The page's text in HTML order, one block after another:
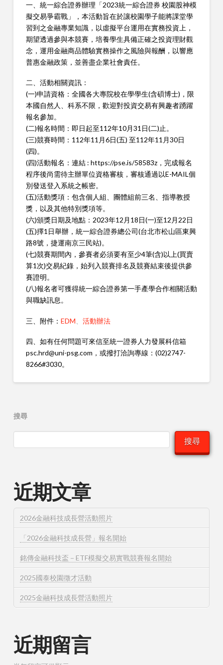
一、統一綜合證券辦理「2023統一綜合證券 校園股神模
擬交易爭霸戰」，本活動旨在於讓校園學子能將課堂學
習到之金融專業知識，以虛擬平台運用在實務投資上，
期望透過參與本競賽，培養學生具備正確之投資理財觀
念，運用金融商品體驗實務操作之風險與報酬，以響應
普惠金融政策，並善盡企業社會責任。
二、活動相關資訊：
(一)申請資格：全國各大專院校在學學生(含碩博士)，限
本國自然人、科系不限，歡迎對投資交易有興趣者踴躍
報名參加。
(二)報名時間：即日起至112年10月31日(二)止。
(三)競賽時間：112年11月6日(五) 至112年11月30日
(四)。
(四)活動報名：連結 : https://pse.is/58583z，完成報名
程序後尚需待主辦單位資格審核，審核通過以E-MAIL個
別發送登入系統之帳密。
(五)活動獎項：包含個人組、團體組前三名、指導教授
獎，以及其他特別獎項等。
(六)頒獎日期及地點：2023年12月18日(一)至12月22日
(五)擇1日舉辦，統一綜合證券總公司(台北市松山區東興
路8號，捷運南京三民站)。
(七)競賽期間內，參賽者必須要有至少4筆(含)以上(買賣
算1次)交易紀錄，始列入競賽排名及競賽結束後提供參
賽證明。
(八)報名者可獲得統一綜合證券第一手產學合作相關活動
與職缺訊息。
三、附件： EDM 活動辦法
四、如有任何問題可來信至統一證券人力發展科信箱
psc.hrd@uni-psg.com，或撥打洽詢專線：(02)2747-
8266#3030。
搜尋
搜尋
近期文章
2026金融科技成長營活動照片
「2026金融科技成長營」報名開始
銘傳金融科技盃－ETF模擬交易實戰競賽報名開始
2025國泰校園徵才活動
2025金融科技成長營活動照片
近期留言